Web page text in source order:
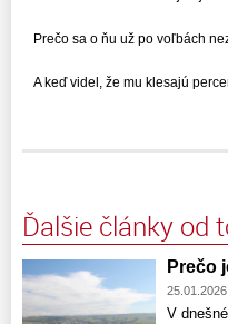
Prečo sa o ňu už po voľbách
A keď videl, že mu klesajú
Ďalšie články od
Prečo
25.01.2026
V